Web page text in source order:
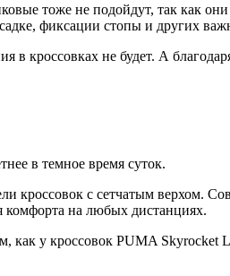
тоже не подойдут, так как
фиксации стопы и других
не будет. А
в темное время суток.
кроссовок с сетчатым верхом.
на любых дистанциях.
у кроссовок PUMA Skyrocket